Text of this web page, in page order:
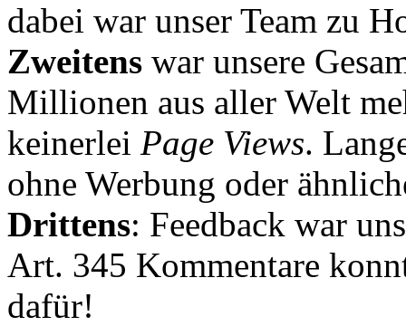
dabei war unser Team zu
Zweitens war unsere
Millionen aus aller Welt
keinerlei Page Views.
ohne Werbung oder
Drittens: Feedback war
Art. 345 Kommentare
dafür!